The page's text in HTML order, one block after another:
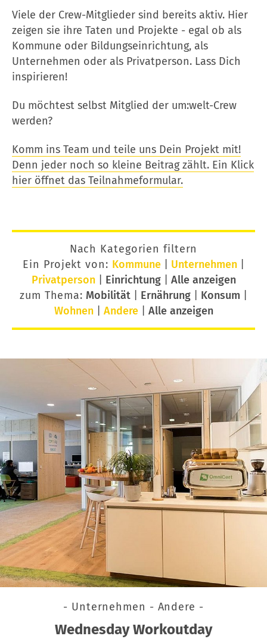
Viele der Crew-Mitglieder sind bereits aktiv. Hier
zeigen sie ihre Taten und Projekte - egal ob als
Kommune oder Bildungseinrichtung, als
Unternehmen oder als Privatperson. Lass Dich
inspirieren!
Du möchtest selbst Mitglied der um:welt-Crew
werden?
Komm ins Team und teile uns Dein Projekt mit!
Denn jeder noch so kleine Beitrag zählt. Ein Klick
hier öffnet das Teilnahmeformular.
Nach Kategorien filtern
Ein Projekt von: Kommune| Unternehmen|
Privatperson| Einrichtung| Alle anzeigen
zum Thema: Mobilität Ernährung Konsum
Wohnen| Andere| Alle anzeigen
- Unternehmen - Andere -
Wednesday Workoutday